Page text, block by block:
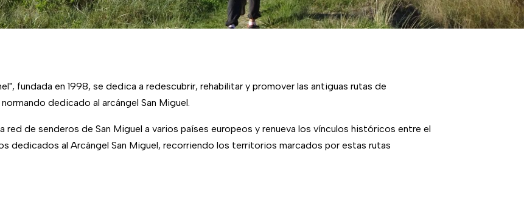
fundada en 1998, se dedica a redescubrir, rehabilitar y promover las antiguas rutas de
dedicado al arcángel San Miguel.
red de senderos de San Miguel a varios países europeos y renueva los vínculos históricos entre el
dedicados al Arcángel San Miguel, recorriendo los territorios marcados por estas rutas